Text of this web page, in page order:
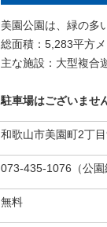
美園公園は、緑の多
総面積：5,283平方
主な施設：大型複合
駐車場はございませ
和歌山市美園町2丁
073-435-1076（公園
無料